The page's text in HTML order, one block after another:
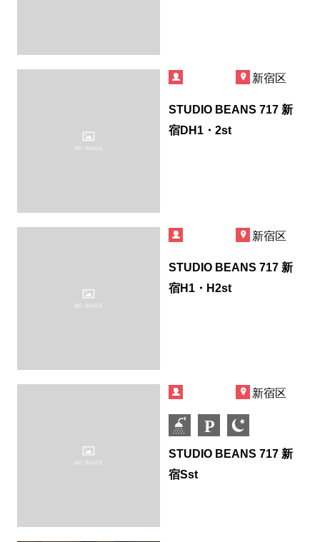
新宿区
STUDIO BEANS 717 新
宿DH1・2st
新宿区
STUDIO BEANS 717 新
宿H1・H2st
新宿区
STUDIO BEANS 717 新
宿Sst